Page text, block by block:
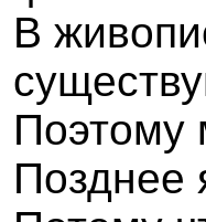
В
Поэтому
Позднее